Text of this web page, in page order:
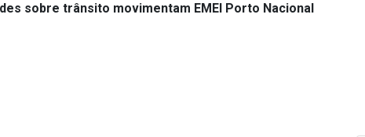
sobre trânsito movimentam EMEI Porto Nacional